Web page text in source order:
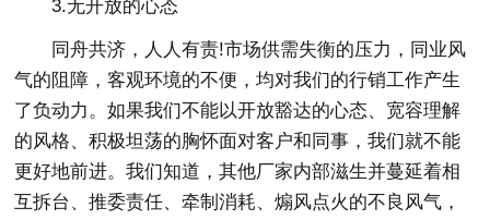
3.无开放的心态
同舟共济，人人有责!市场供需失衡的压力，同业风
气的阻障，客观环境的不便，均对我们的行销工作产生
了负动力。如果我们不能以开放豁达的心态、宽容理解
的风格、积极坦荡的胸怀面对客户和同事，我们就不能
更好地前进。我们知道，其他厂家内部滋生并蔓延着相
互拆台、推委责任、牵制消耗、煽风点火的不良风气，